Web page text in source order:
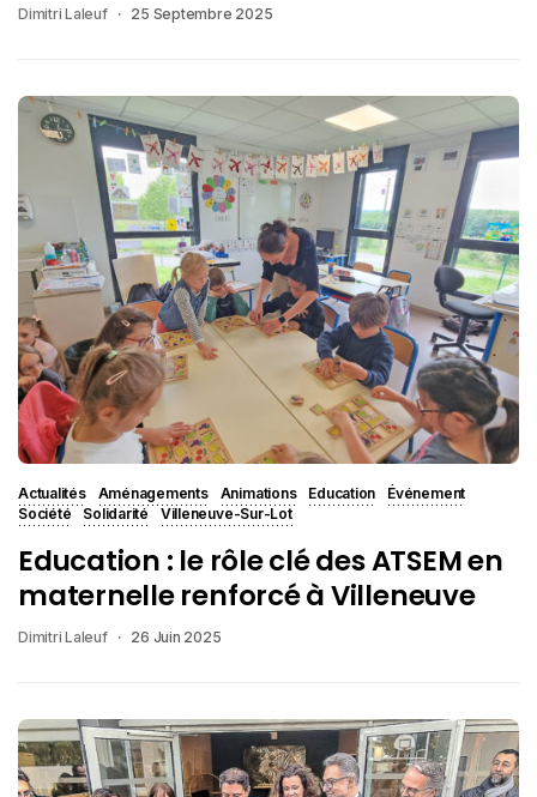
Dimitri Laleuf 25 Septembre 2025
Actualités Aménagements Animations Education
Événement
Société
Solidarité Villeneuve-Sur-Lot
Education : le rôle clé des ATSEM en
maternelle renforcé à Villeneuve
Dimitri Laleuf 26 Juin 2025